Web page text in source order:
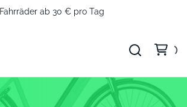
Fahrräder ab 30 € pro Tag